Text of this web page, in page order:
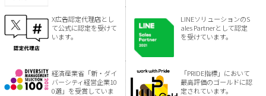
X広告認定代理店とし
て公式に認定を受けて
います。
LINEソリューションのS
ales Partnerとして認定
を受けています。
経済産業省「新・ダイ
バーシティ経営企業10
0選」を受賞していま
「PRIDE指標」において
最高評価のゴールドに認
定されています。